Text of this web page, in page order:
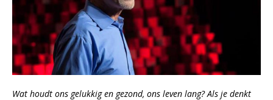
Wat houdt ons gelukkig en gezond, ons leven lang? Als je denkt